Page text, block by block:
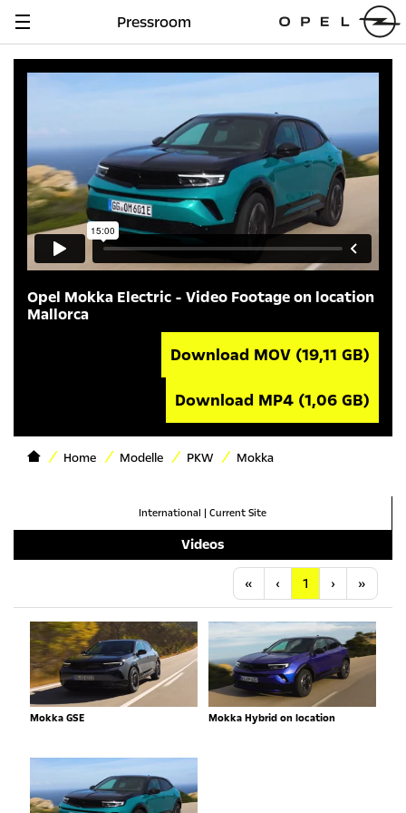
Navigation
Pressroom
Opel Mokka Electric - Video Footage on location
Mallorca
Download MOV (19,11 GB)
Download MP4 (1,06 GB)
Home Modelle PKW Mokka
International | Current Site
Videos
« Anfang
‹ Vorherige
1 ›Nächste
»
Mokka GSE Mokka Hybrid on location